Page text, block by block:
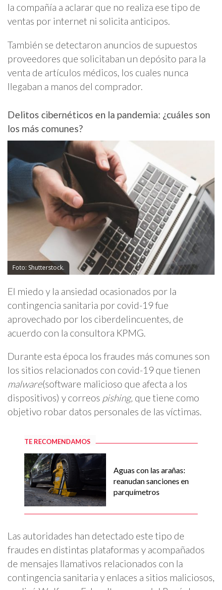
la compañía a aclarar que no realiza ese tipo de
ventas por internet ni solicita anticipos.
También se detectaron anuncios de supuestos
proveedores que solicitaban un depósito para la
venta de artículos médicos, los cuales nunca
llegaban a manos del comprador.
Delitos cibernéticos en la pandemia: ¿cuáles son
los más comunes?
Foto: Shutterstock.
El miedo y la ansiedad ocasionados por la
contingencia sanitaria por covid-19 fue
aprovechado por los ciberdelincuentes, de
acuerdo con la consultora KPMG.
Durante esta época los fraudes más comunes son
los sitios relacionados con covid-19 que tienen
malware(software malicioso que afecta a los
dispositivos) y correos pishing, que tiene como
objetivo robar datos personales de las víctimas.
TE RECOMENDAMOS
Aguas con las arañas:
reanudan sanciones en
parquímetros
Las autoridades han detectado este tipo de
fraudes en distintas plataformas y acompañados
de mensajes llamativos relacionados con la
contingencia sanitaria y enlaces a sitios maliciosos,